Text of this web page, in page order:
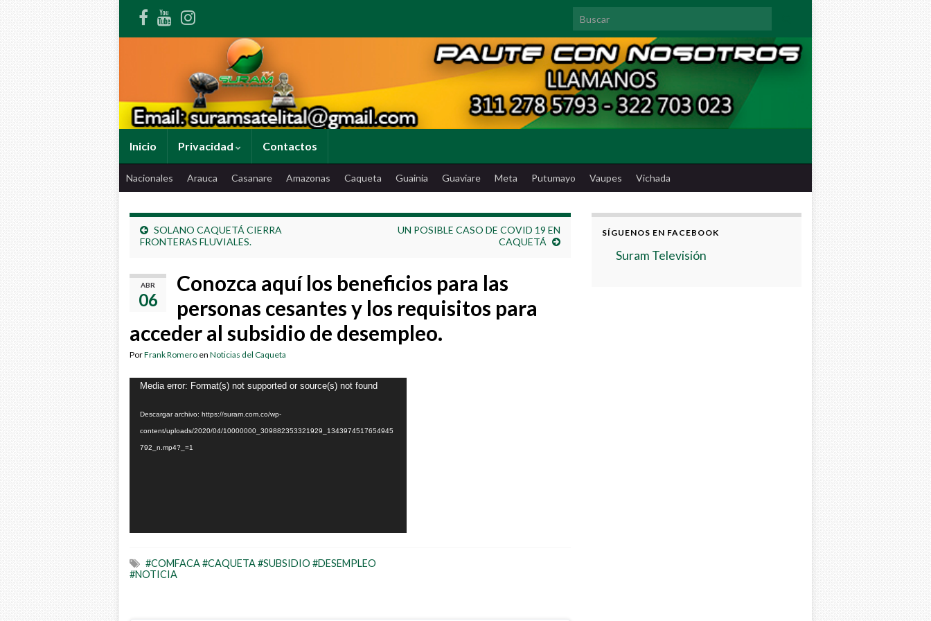
Search for:
Inicio Privacidad Contactos
Nacionales Arauca Casanare Amazonas Caqueta Guainia Guaviare Meta Putumayo Vaupes Vichada
SOLANO CAQUETÁ CIERRA
FRONTERAS FLUVIALES.
UN POSIBLE CASO DE COVID 19 EN
CAQUETÁ
ABR
06
Conozca aquí los beneficios para las
personas cesantes y los requisitos para
acceder al subsidio de desempleo.
PorFrank Romero en Noticias del Caqueta
Reproductor
vídeo
Media error: Format(s) not supported or source(s) not found
Descargar archivo: https://suram.com.co/wp-
content/uploads/2020/04/10000000_309882353321929_1343974517654945
792_n.mp4?_=1
#COMFACA #CAQUETA #SUBSIDIO #DESEMPLEO
#NOTICIA
SÍGUENOS EN FACEBOOK
Suram Televisión